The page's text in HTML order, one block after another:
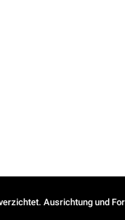
Ausrichtung und